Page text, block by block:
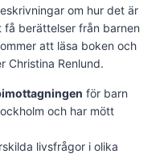
om hur det är
berättelser från barnen
att läsa boken och
Christina Renlund.
för barn
och har mött
livsfrågor i olika